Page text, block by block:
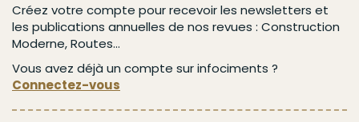
Créez votre compte pour recevoir les newsletters et
les publications annuelles de nos revues : Construction
Moderne, Routes...
Vous avez déjà un compte sur infociments ?
Connectez-vous